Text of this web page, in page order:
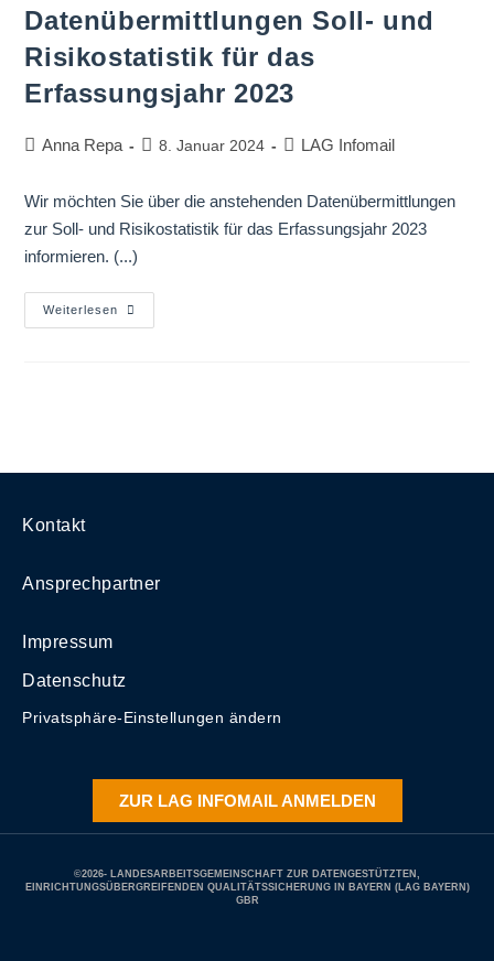
Datenübermittlungen Soll- und
Risikostatistik für das
Erfassungsjahr 2023
Anna Repa 8. Januar 2024 LAG Infomail
Wir möchten Sie über die anstehenden Datenübermittlungen
zur Soll- und Risikostatistik für das Erfassungsjahr 2023
informieren. (...)
Weiterlesen
Kontakt
Ansprechpartner
Impressum
Datenschutz
Privatsphäre-Einstellungen ändern
ZUR LAG INFOMAIL ANMELDEN
©2026- LANDESARBEITSGEMEINSCHAFT ZUR DATENGESTÜTZTEN,
EINRICHTUNGSÜBERGREIFENDEN QUALITÄTSSICHERUNG IN BAYERN (LAG BAYERN)
GBR